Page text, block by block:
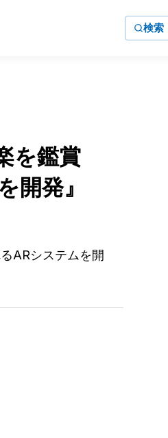
検索
を鑑賞
開発』
ARシステムを開